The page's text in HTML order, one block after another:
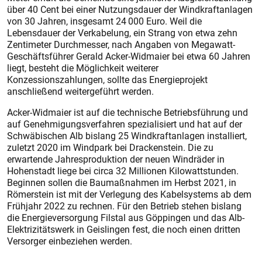
über 40 Cent bei einer Nutzungsdauer der Windkraftanlagen
von 30 Jahren, insgesamt 24 000 Euro. Weil die
Lebensdauer der Verkabelung, ein Strang von etwa zehn
Zentimeter Durchmesser, nach Angaben von Megawatt-
Geschäftsführer Gerald Acker-Widmaier bei etwa 60 Jahren
liegt, besteht die Möglichkeit weiterer
Konzessionszahlungen, sollte das Energieprojekt
anschließend weitergeführt werden.
Acker-Widmaier ist auf die technische Betriebsführung und
auf Genehmigungsverfahren spezialisiert und hat auf der
Schwäbischen Alb bislang 25 Windkraftanlagen installiert,
zuletzt 2020 im Windpark bei Drackenstein. Die zu
erwartende Jahresproduktion der neuen Windräder in
Hohenstadt liege bei circa 32 Millionen Kilowattstunden.
Beginnen sollen die Baumaßnahmen im Herbst 2021, in
Römerstein ist mit der Verlegung des Kabelsystems ab dem
Frühjahr 2022 zu rechnen. Für den Betrieb stehen bislang
die Ener­gieversorgung Filstal aus Göppingen und das Alb-
Elektrizitätswerk in Geislingen fest, die noch einen dritten
Versorger einbeziehen werden.